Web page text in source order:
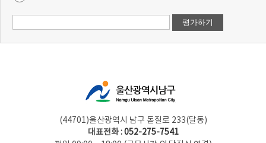
(44701)울산광역시 남구 돋질로 233(달동)
대표전화 :052-275-7541